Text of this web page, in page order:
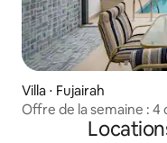
Villa ⋅ Fujairah
Offre de la semaine : 4
mer et la montagne